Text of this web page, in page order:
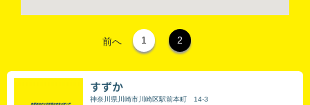
前へ 1 2
すずか
神奈川県川崎市川崎区駅前本町 14-3